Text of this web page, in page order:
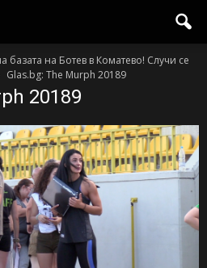
на Ботев в Коматево! Случи се
Glas.bg: The Murph 20189
20189